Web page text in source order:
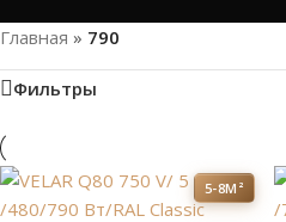
Главная » 790
Фильтры
5-8М²